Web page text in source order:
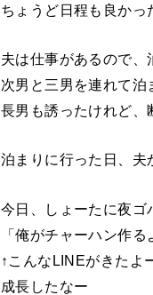
ちょうど日程も良か
夫は仕事があるので、
次男と三男を連れて泊
長男も誘ったけれど、
泊まりに行った日、夫
今日、しょーたに夜
「俺がチャーハン作る
↑こんなLINEがきたよ
成長したなー